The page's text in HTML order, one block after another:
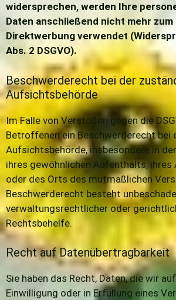
widersprechen, werden Ihre
Daten anschließend nicht mehr
Direktwerbung verwendet
Abs. 2 DSGVO).
Beschwerderecht bei der
Aufsichtsbehörde
Im Falle von Verstößen gegen die
Betroffenen ein Beschwerderecht bei
Aufsichtsbehörde, insbesondere in
ihres gewöhnlichen Aufenthalts,
oder des Orts des mutmaßlichen
Beschwerderecht besteht
verwaltungsrechtlicher oder
Rechtsbehelfe.
Recht auf Datenübertragbarkeit
Sie haben das Recht, Daten, die wir
Einwilligung oder in Erfüllung eines